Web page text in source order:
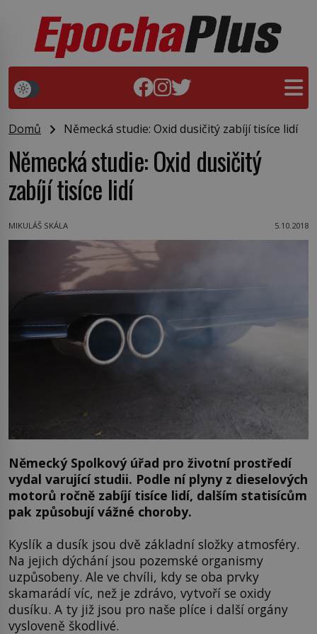
Domů Německá studie: Oxid dusičitý zabíjí tisíce lidí
Německá studie: Oxid dusičitý
zabíjí tisíce lidí
MIKULÁŠ SKÁLA 5.10.2018
Německý Spolkový úřad pro životní prostředí
vydal varující studii. Podle ní plyny z dieselových
motorů ročně zabíjí tisíce lidí, dalším statisícům
pak způsobují vážné choroby.
Kyslík a dusík jsou dvě základní složky atmosféry.
Na jejich dýchání jsou pozemské organismy
uzpůsobeny. Ale ve chvíli, kdy se oba prvky
skamarádí víc, než je zdrávo, vytvoří se oxidy
dusíku. A ty již jsou pro naše plíce i další orgány
vysloveně škodlivé.